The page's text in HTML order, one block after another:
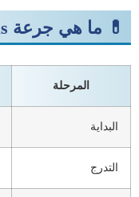
💊 ما هي جرعة Rybelsus للتخسيس؟
المرحلة
البداية
التدرج